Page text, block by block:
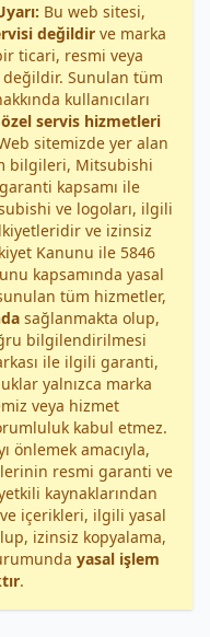
Bu web sitesi,
değildirve marka
ticari, resmi veya
değildir. Sunulan tüm
kullanıcıları
servis hizmetleri
sitemizde yer alan
bilgileri, Mitsubishi
kapsamı ile
ve logoları, ilgili
ve izinsiz
Kanunu ile 5846
kapsamında yasal
tüm hizmetler,
sağlanmakta olup,
bilgilendirilmesi
ile ilgili garanti,
yalnızca marka
veya hizmet
kabul etmez.
önlemek amacıyla,
resmi garanti ve
kaynaklarından
içerikleri, ilgili yasal
izinsiz kopyalama,
yasal işlem
.